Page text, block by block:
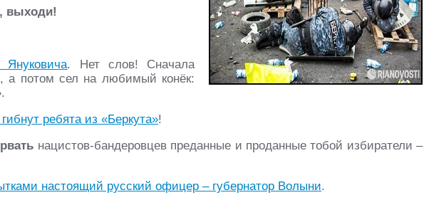
выходи!
Януковича. Нет слов! Сначала
а потом сел на любимый конёк:
ребята из «Беркута»!
нацистов-бандеровцев преданные и проданные тобой избиратели –
настоящий русский офицер – губернатор Волыни.